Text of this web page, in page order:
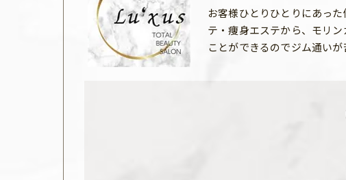
お客様ひとりひとりにあっ
テ・痩身エステから、モリ
ことができるのでジム通いが